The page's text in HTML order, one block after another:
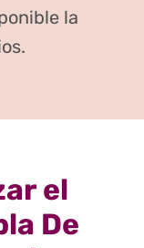
la
el
De